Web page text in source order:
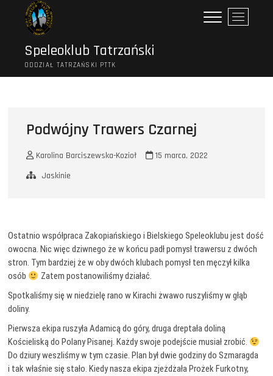
Speleoklub Tatrzański
ODDZIAŁ TATRZAŃSKI PTTK
P
r
Podwójny Trawers Czarnej
Karolina Barciszewska-Kozioł
15 marca, 2022
Jaskinie
Ostatnio współpraca Zakopiańskiego i Bielskiego Speleoklubu jest dość
owocna. Nic więc dziwnego że w końcu padł pomysł trawersu z dwóch
stron. Tym bardziej że w oby dwóch klubach pomysł ten męczył kilka
osób
Zatem postanowiliśmy działać.
Spotkaliśmy się w niedzielę rano w Kirachi żwawo ruszyliśmy w głąb
doliny.
Pierwsza ekipa ruszyła Adamicą do góry, druga dreptała doliną
Kościeliską do Polany Pisanej. Każdy swoje podejście musiał zrobić.
Do dziury weszliśmy w tym czasie. Plan był dwie godziny do Szmaragda
i tak właśnie się stało. Kiedy nasza ekipa zjeżdżała Prożek Furkotny,